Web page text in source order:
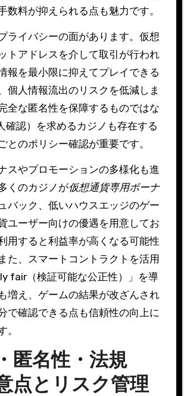
数料が抑えられる点も魅力です。
ライバシーの面があります。仮想
トアドレスを介して取引が行われ
報を最小限に抑えてプレイできる
個人情報流出のリスクを低減しま
全な匿名性を保障するものではな
確認）を求めるカジノも存在する
とのポリシー確認が重要です。
スやプロモーションの多様化も進
くのカジノが仮想通貨専用ボーナ
バック、低いハウスエッジのゲー
ユーザー向けの優遇を用意してお
用すると利益率が高くなる可能性
た、スマートコントラクトを活用
fair（検証可能な公正性）」を導
増え、ゲームの結果が改ざんされ
で確認できる点も信頼性の向上に
。
匿名性・法規
点とリスク管理